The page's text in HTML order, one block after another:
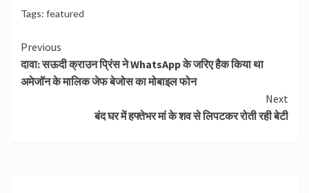
Tags: featured
Continue
Reading
Previous
दावा: सऊदी क्राउन प्रिंस ने WhatsApp के जरिए हैक किया था
अमेजॉन के मालिक जेफ बेजोस का मोबाइल फोन
Next
बंद घर में हफ्तेभर मां के शव से लिपटकर रोती रही बेटी